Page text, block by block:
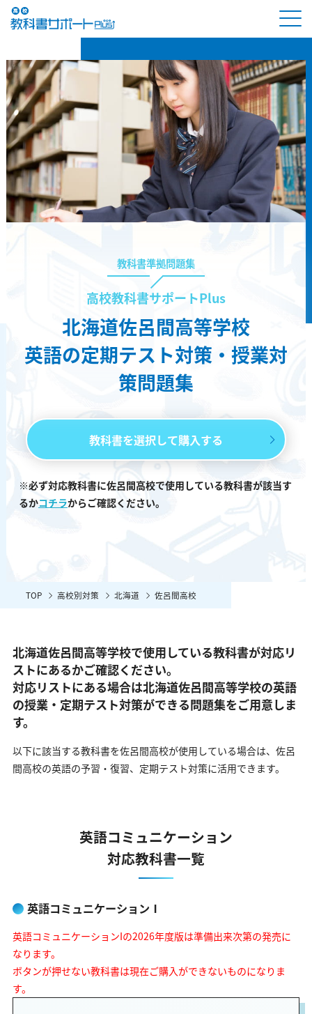
教科書準拠問題集
高校教科書サポートPlus
北海道佐呂間高等学校
英語の定期テスト対策・授業対
策問題集
教科書を選択して購入する
※必ず対応教科書に佐呂間高校で使用している教科書が該当す
るかコチラからご確認ください。
TOP 高校別対策 北海道 佐呂間高校
北海道佐呂間高等学校で使用している教科書が対応リ
ストにあるかご確認ください。
対応リストにある場合は北海道佐呂間高等学校の英語
の授業・定期テスト対策ができる問題集をご用意しま
す。
以下に該当する教科書を佐呂間高校が使用している場合は、 佐呂
間高校の英語の予習・復習、定期テスト対策に活用できます。
英語コミュニケーション
対応教科書一覧
英語コミュニケーションⅠ
英語コミュニケーションIの2026年度版は準備出来次第の発売に
なります。
ボタンが押せない教科書は現在ご購入ができないものになりま
す。